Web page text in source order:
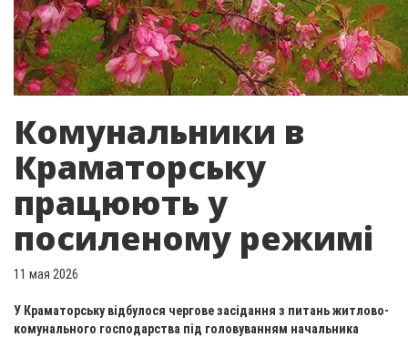
Комунальники в
Краматорську
працюють у
посиленому режимі
11 мая 2026
У Краматорську відбулося чергове засідання з питань житлово-
комунального господарства під головуванням начальника